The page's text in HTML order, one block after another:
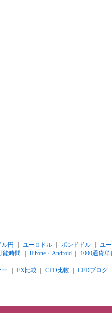
ル円 ユーロドル｜ ポンドドル｜ ユ
能時間 iPhone・Android 1000通貨単
ー FX比較 CFD比較 CFDブログ